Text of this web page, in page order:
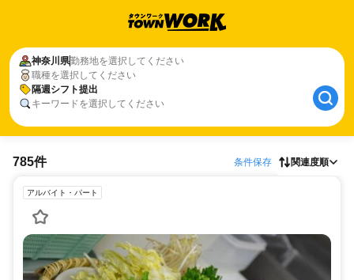
神奈川県勤務地を選択してください
職種を選択してください
隔週シフト提出
キーワードを選択してください
785件 条件保存 関連度順
アルバイト・パート